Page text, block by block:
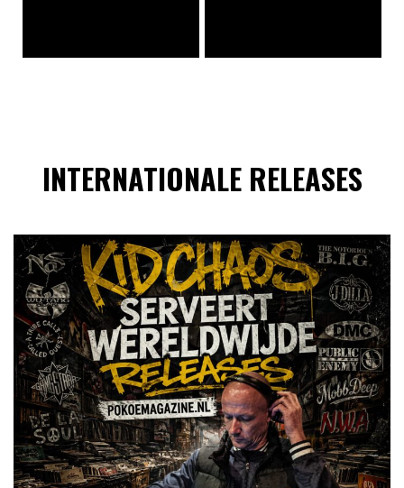
INTERNATIONALE RELEASES